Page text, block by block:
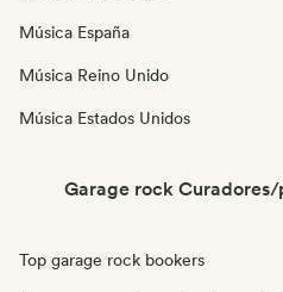
Música España
Música Reino Unido
Música Estados Unidos
Garage rock
Top garage rock bookers